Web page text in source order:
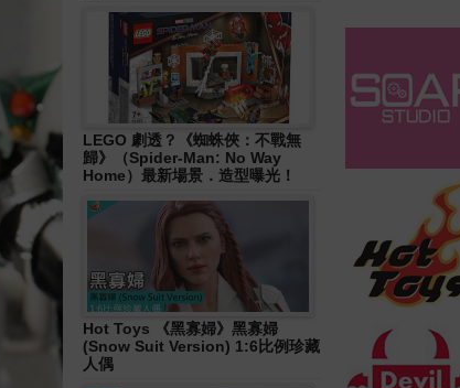
LEGO 劇透？《蜘蛛俠：不戰無
歸》（Spider-Man: No Way
Home）最新場景．造型曝光！
Hot Toys 《黑寡婦》黑寡婦
(Snow Suit Version) 1:6比例珍藏
人偶